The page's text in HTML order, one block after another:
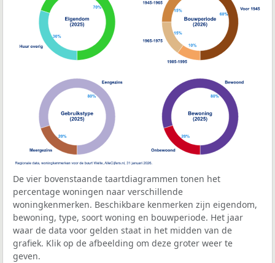
De vier bovenstaande taartdiagrammen tonen het
percentage woningen naar verschillende
woningkenmerken. Beschikbare kenmerken zijn eigendom,
bewoning, type, soort woning en bouwperiode. Het jaar
waar de data voor gelden staat in het midden van de
grafiek. Klik op de afbeelding om deze groter weer te
geven.